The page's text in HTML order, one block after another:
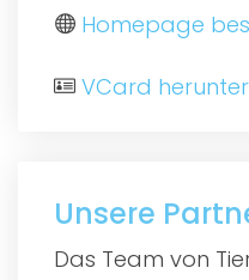
Homepage
VCard
Unsere
Das Team von